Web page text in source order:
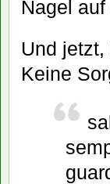
Nagel
Und
Keine